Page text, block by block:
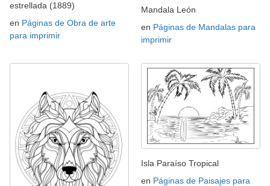
estrellada (1889)
en Páginas de Obra de arte
para imprimir
Mandala León
en Páginas de Mandalas para
imprimir
Isla Paraíso Tropical
en Páginas de Paisajes para